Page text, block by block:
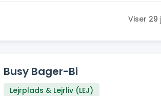
Viser 29
Busy Bager-Bi
Lejrplads & Lejrliv (LEJ)